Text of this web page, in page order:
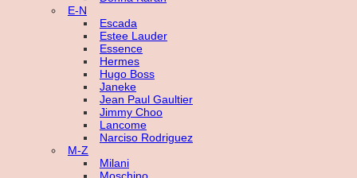
E-N
Escada
Estee Lauder
Essence
Hermes
Hugo Boss
Janeke
Jean Paul Gaultier
Jimmy Choo
Lancome
Narciso Rodriguez
M-Z
Milani